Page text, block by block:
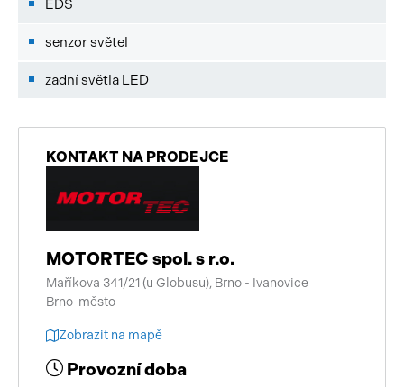
EDS
senzor světel
zadní světla LED
KONTAKT NA PRODEJCE
MOTORTEC spol. s r.o.
Maříkova 341/21 (u Globusu), Brno - Ivanovice
Brno-město
Zobrazit na mapě
Provozní doba